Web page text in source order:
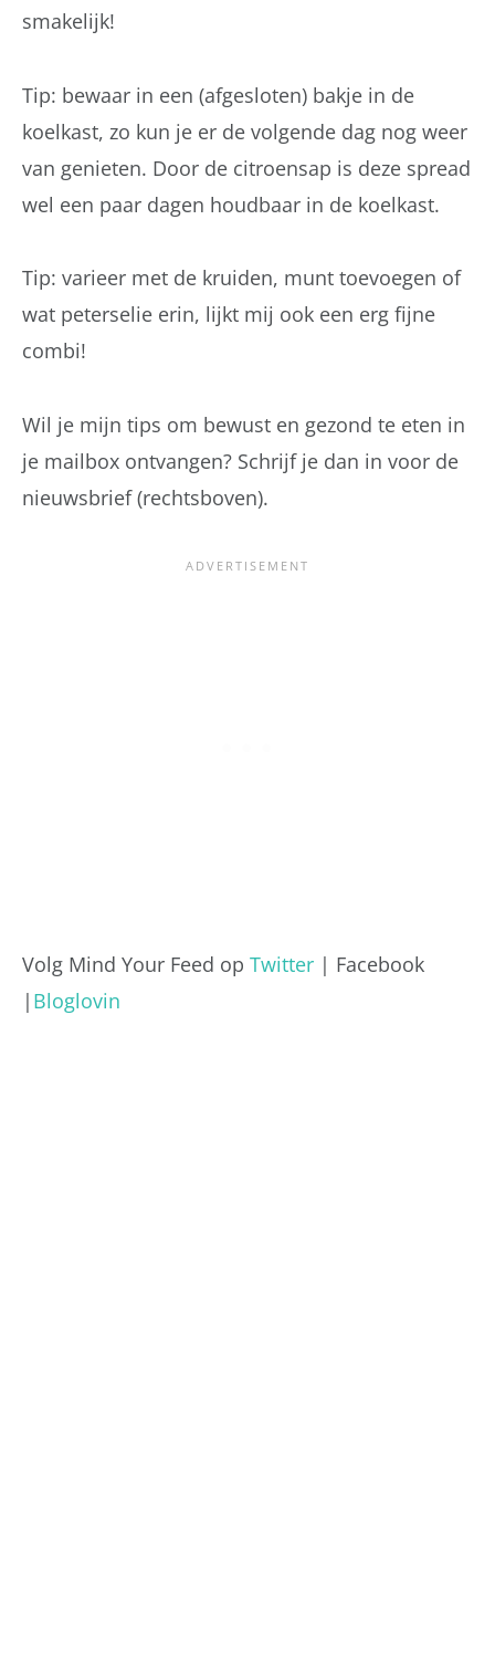
smakelijk!
Tip: bewaar in een (afgesloten) bakje in de
koelkast, zo kun je er de volgende dag nog weer
van genieten. Door de citroensap is deze spread
wel een paar dagen houdbaar in de koelkast.
Tip: varieer met de kruiden, munt toevoegen of
wat peterselie erin, lijkt mij ook een erg fijne
combi!
Wil je mijn tips om bewust en gezond te eten in
je mailbox ontvangen? Schrijf je dan in voor de
nieuwsbrief (rechtsboven).
Volg Mind Your Feed op Twitter | Facebook
| Bloglovin